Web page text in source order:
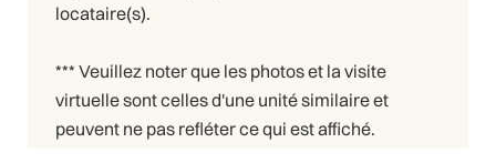
locataire(s).
*** Veuillez noter que les photos et la visite
virtuelle sont celles d'une unité similaire et
peuvent ne pas refléter ce qui est affiché.